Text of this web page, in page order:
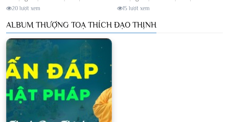
20 lượt xem 15 lượt xem
ALBUM THƯỢNG TOẠ THÍCH ĐẠO THỊNH